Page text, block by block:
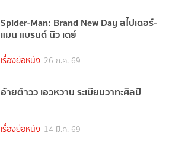
Spider-Man: Brand New Day สไปเดอร์-
แมน แบรนด์ นิว เดย์
เรื่องย่อหนัง 26 ก.ค. 69
อ้ายต้าวว เอวหวาน ระเบียบวาทะศิลป์
เรื่องย่อหนัง 14 มี.ค. 69